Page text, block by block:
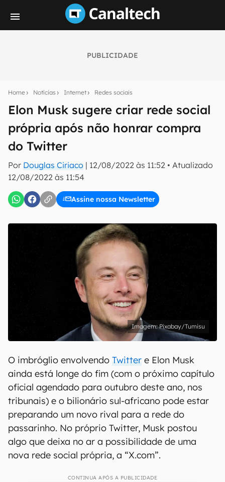
PUBLICIDADE
Home Notícias Internet Redes sociais
Elon Musk sugere criar rede social
própria após não honrar compra
do Twitter
Por Douglas Ciriaco | 12/08/2022 às 11:52 • Atualizado
12/08/2022 às 11:54
Assine nossa Newsletter
notícias e reviews sobre tecnologia em primeira
mão.
E-mail
inscreva-se
Confirmo que li, aceito e concordo com os Termos de
Uso e Política de Privacidade do Canaltech.
Pixabay/Tumisu
O imbróglio envolvendo Twitter e Elon Musk
ainda está longe do fim (com o próximo capítulo
oficial agendado para outubro deste ano, nos
tribunais) e o bilionário sul-africano pode estar
preparando um novo rival para a rede do
passarinho. No próprio Twitter, Musk postou
algo que deixa no ar a possibilidade de uma
nova rede social própria, a “X.com”.
CONTINUA APÓS A PUBLICIDADE